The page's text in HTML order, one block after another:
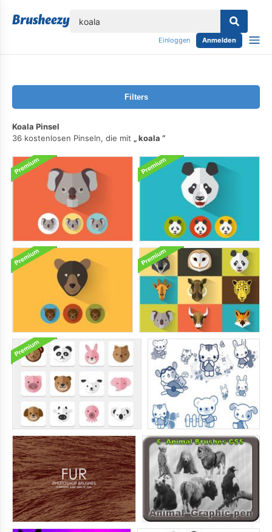
Einloggen Anmelden
Filters
Koala Pinsel
36 kostenlosen Pinseln, die mit
koala